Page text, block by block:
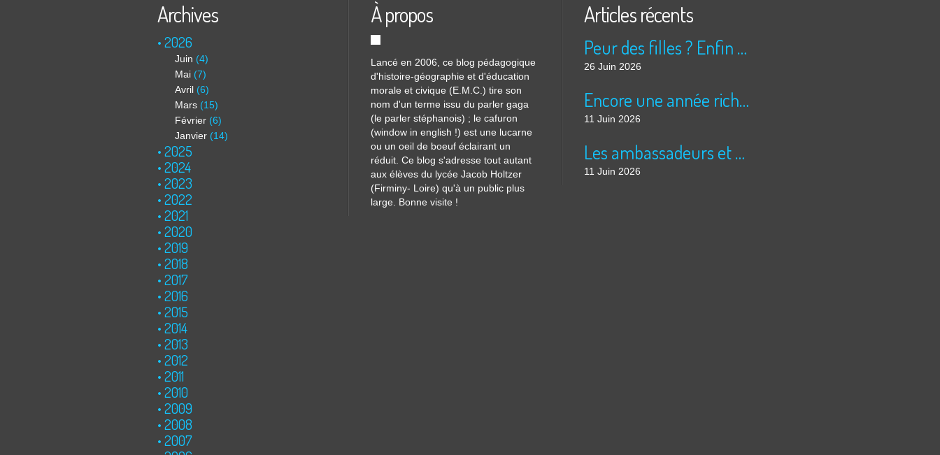
Archives
2026
Juin (4)
Mai (7)
Avril (6)
Mars (15)
Février (6)
Janvier (14)
2025
2024
2023
2022
2021
2020
2019
2018
2017
2016
2015
2014
2013
2012
2011
2010
2009
2008
2007
À propos
Lancé en 2006, ce blog pédagogique
d'histoire-géographie et d'éducation
morale et civique (E.M.C.) tire son
nom d'un terme issu du parler gaga
(le parler stéphanois) ; le cafuron
(window in english !) est une lucarne
ou un oeil de boeuf éclairant un
réduit. Ce blog s'adresse tout autant
aux élèves du lycée Jacob Holtzer
(Firminy- Loire) qu'à un public plus
large. Bonne visite !
Articles récents
Peur des filles ? Enfin rassuré ?
26 Juin 2026
Encore une année riche en cinéma pour Super 8 !
11 Juin 2026
Les ambassadeurs et SUPER 8 - La solidarité en action
11 Juin 2026